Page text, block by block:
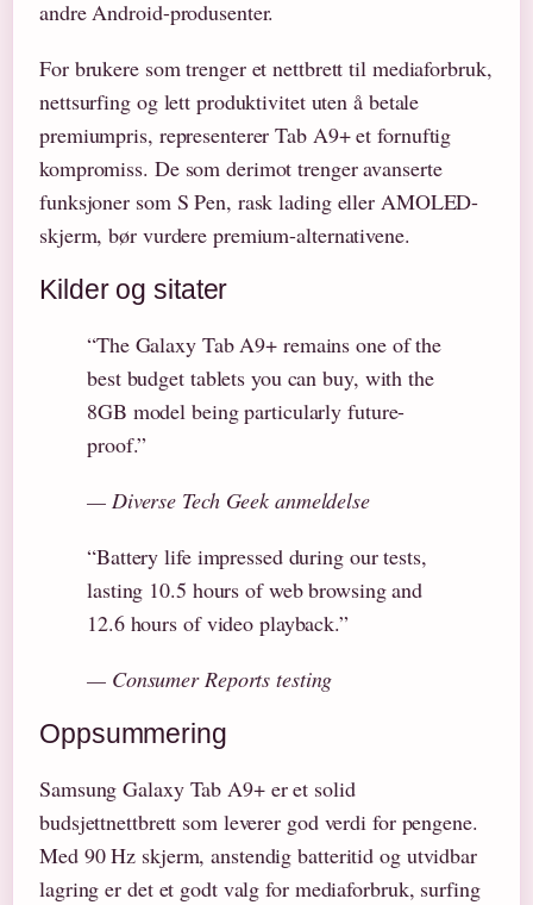
andre Android-produsenter.
For brukere som trenger et nettbrett til mediaforbruk,
nettsurfing og lett produktivitet uten å betale
premiumpris, representerer Tab A9+ et fornuftig
kompromiss. De som derimot trenger avanserte
funksjoner som S Pen, rask lading eller AMOLED-
skjerm, bør vurdere premium-alternativene.
Kilder og sitater
“The Galaxy Tab A9+ remains one of the
best budget tablets you can buy, with the
8GB model being particularly future-
proof.”
— Diverse Tech Geek anmeldelse
“Battery life impressed during our tests,
lasting 10.5 hours of web browsing and
12.6 hours of video playback.”
— Consumer Reports testing
Oppsummering
Samsung Galaxy Tab A9+ er et solid
budsjettnettbrett som leverer god verdi for pengene.
Med 90 Hz skjerm, anstendig batteritid og utvidbar
lagring er det et godt valg for mediaforbruk, surfing